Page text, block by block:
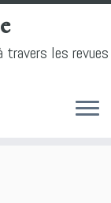
travers les revues